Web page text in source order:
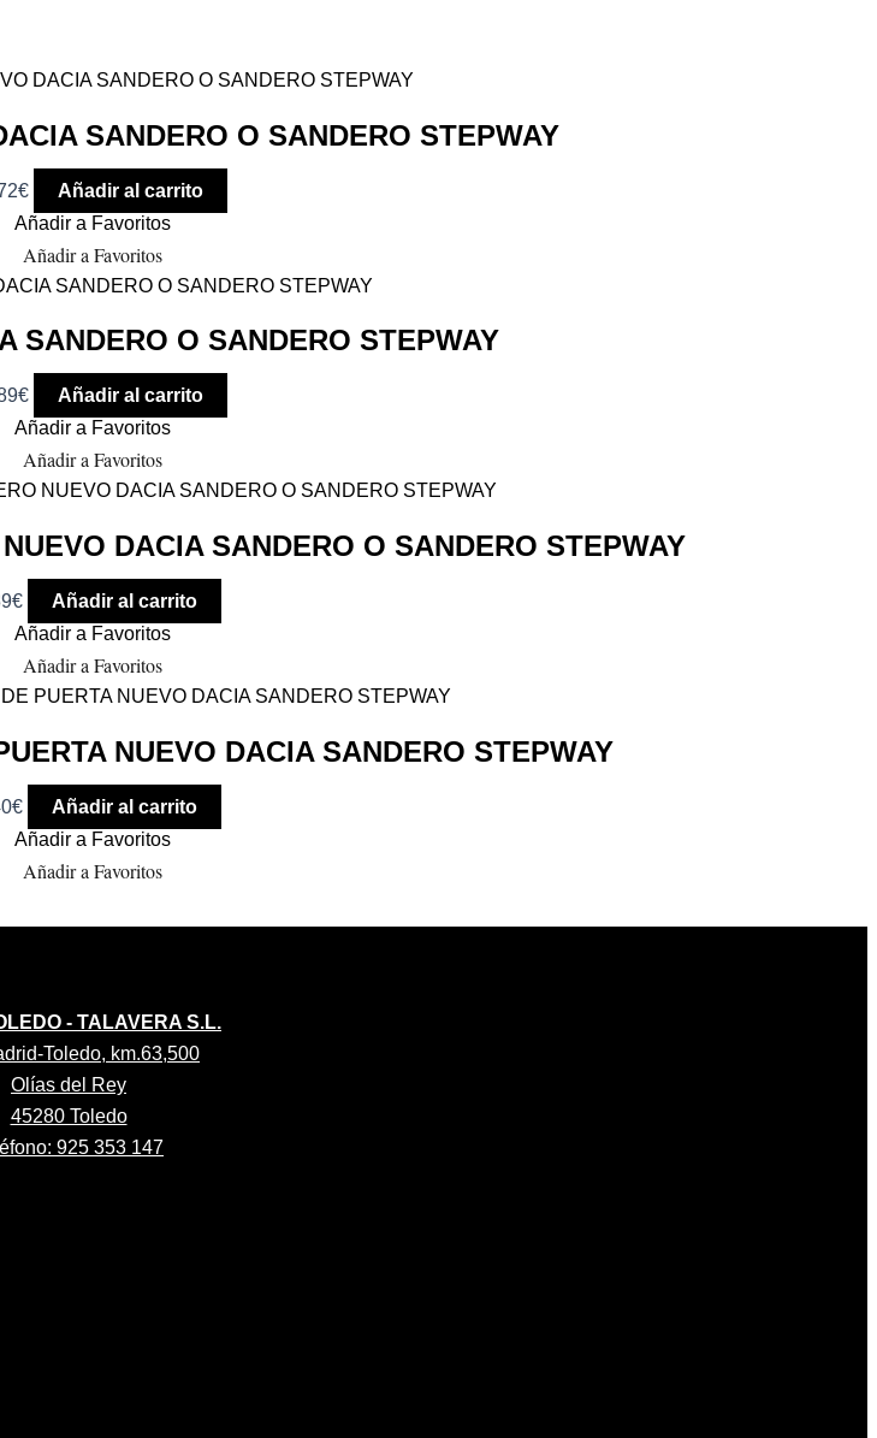
SANDERO O SANDERO STEPWAY
€
Añadir al carrito
Añadir a Favoritos
Añadir a Favoritos
SANDERO O SANDERO STEPWAY
€
Añadir al carrito
Añadir a Favoritos
Añadir a Favoritos
DACIA SANDERO O SANDERO STEPWAY
€
Añadir al carrito
Añadir a Favoritos
Añadir a Favoritos
NUEVO DACIA SANDERO STEPWAY
€
Añadir al carrito
Añadir a Favoritos
Añadir a Favoritos
- TALAVERA S.L.
Toledo, km.63,500
Olías del Rey
45280 Toledo
925 353 147